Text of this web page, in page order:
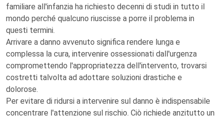
familiare all'infanzia ha richiesto decenni di studi in tutto il
mondo perché qualcuno riuscisse a porre il problema in
questi termini.
Arrivare a danno avvenuto significa rendere lunga e
complessa la cura, intervenire ossessionati dall'urgenza
compromettendo l'appropriatezza dell'intervento, trovarsi
costretti talvolta ad adottare soluzioni drastiche e
dolorose.
Per evitare di ridursi a intervenire sul danno è indispensabile
concentrare l'attenzione sul rischio. Ciò richiede anzitutto un